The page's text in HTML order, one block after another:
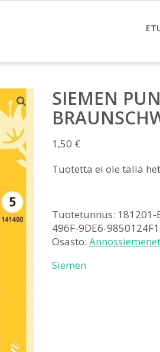
SIEMEN
1,50 €
Tuotetta ei ole tällä
Tuotetunnus: 181201-
496F-9DE6-
Osasto: Annossiemenet
Siemen